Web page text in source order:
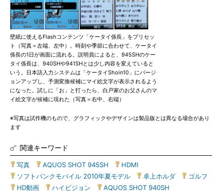
壁紙に使えるFlashコンテンツ「ケータイ係長」をプリセッ
ト（写真＝左端、左中）。時刻や季節に合わせて、ケータイ
係長の1日が画面に流れる。説明員によると、945SHのケー
タイ係長は、940SHや941SHとは少し内容を変えていると
いう。日本語入力システムは「ケータイShoin10」にバージ
ョンアップし、予測変換候補にマイ絵文字が表示されるよう
になった。試しに「お」と打ったら、白戸家のお父さんのマ
イ絵文字が候補に現れた（写真＝右中、右端）
※写真は試作機のもので、グラフィックやデザインは製品版とは異なる場合があり
ます
関連キーワード
写真 AQUOS SHOT 945SH HDMI
ソフトバンクモバイル 2010年夏モデル
卓上ホルダ ゴルフ
HD動画
ハイビジョン AQUOS SHOT 940SH